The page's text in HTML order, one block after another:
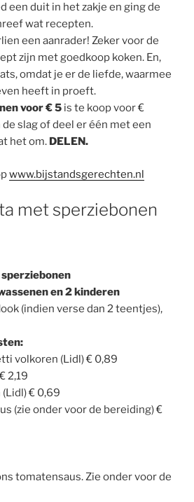
een duit in het zakje en ging de
wat recepten.
een aanrader! Zeker voor de
zijn met goedkoop koken. En,
omdat je er de liefde, waarmee
heeft in proeft.
voor € 5 is te koop voor €
de slag of deel er één met een
het om. DELEN.
www.bijstandsgerechten.nl
met sperziebonen
en 2 kinderen
(indien verse dan 2 teentjes),
volkoren (Lidl) € 0,89
2,19
€ 0,69
(zie onder voor de bereiding) €
tomatensaus. Zie onder voor de